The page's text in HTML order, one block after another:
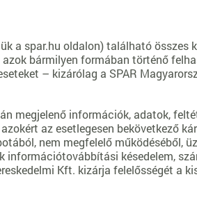
a spar.hu oldalon) található összes
bármilyen formában történő
– kizárólag a SPAR
megjelenő információk, adatok,
az esetlegesen bekövetkező
nem megfelelő működéséből,
késedelem,
Kft. kizárja felelősségét a